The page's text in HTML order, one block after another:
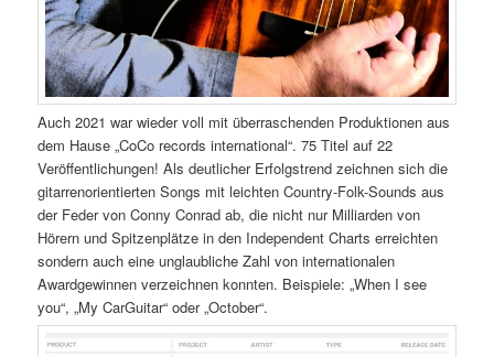
Auch 2021 war wieder voll mit überraschenden Produktionen aus
dem Hause „CoCo records international“. 75 Titel auf 22
Veröffentlichungen! Als deutlicher Erfolgstrend zeichnen sich die
gitarrenorientierten Songs mit leichten Country-Folk-Sounds aus
der Feder von Conny Conrad ab, die nicht nur Milliarden von
Hörern und Spitzenplätze in den Independent Charts erreichten
sondern auch eine unglaubliche Zahl von internationalen
Awardgewinnen verzeichnen konnten. Beispiele: „When I see
you“, „My CarGuitar“ oder „October“.